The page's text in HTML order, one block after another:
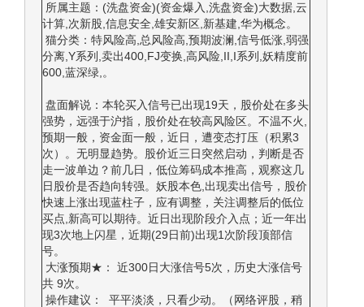
所属主题：(洗盘资金)(资金爆入,洗盘资金)大数据,云
计算,次新股,信息安全,雄安新区,新基建,华为概念。
猫分类：特风险高,总风险高,预期波澜,信号低涨,弱强
分离,Y系列,卖出400,FJ变换,高风险,II,I系列,妖精度前
600,蓝深绿,。
盘面解说：本轮买入信号已出现19天，股价处在多头
强势，远强于沪指，股价处在较高风险区。不温不火,
预期一般，资金面一般，近日，遭变态打压（积累3
次）。无明显趋势。股价近三日突然启动，判断是否
走一波单边？前几日，低位筹码成本推高，观察这几
日股价是否趋向转强。妖股本色,出现卖出信号，股价
快速上涨出现蓝柱子，应有调整，关注调整后的低位
买点,新高可以期待。近日出现阶段介入点；近一年出
现3次地上闪星，近期(29日前)出现1次阶段顶部信
号。
大涨预期★： 近300日大涨信号5次，历史大涨信号
共 9次。
操作建议： 平平淡淡，只看少动。（网络评股，稍